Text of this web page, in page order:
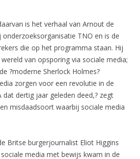
is het verhaal van Arnout de
TNO en is de
die op het programma staan. Hij
van opsporing via sociale media;
?moderne Sherlock Holmes?
zorgen voor een revolutie in de
dertig jaar geleden deed,? zegt
misdaadsoort waarbij sociale media
Britse burgerjournalist Eliot Higgins
media met bewijs kwam in de